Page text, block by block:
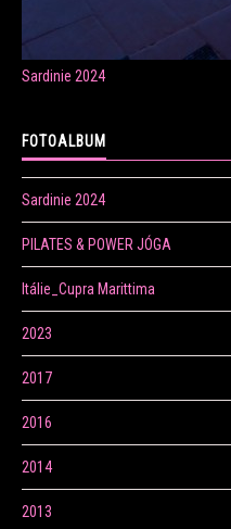
Sardinie 2024
FOTOALBUM
Sardinie 2024
PILATES & POWER JÓGA
Itálie_Cupra Marittima
2023
2017
2016
2014
2013